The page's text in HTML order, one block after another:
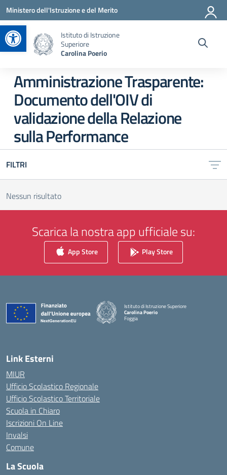
Apri la barra degli strumenti
Vai ai contenuti
Vai al menu di navigazione
Vai al footer
Ministero dell'Istruzione e del Merito
Istituto di Istruzione
Superiore
Carolina Poerio
Amministrazione Trasparente:
Documento dell'OIV di
validazione della Relazione
sulla Performance
FILTRI
Nessun risultato
Scarica la nostra app ufficiale su:
App Store Play Store
Istituto di Istruzione Superiore
Carolina Poerio
Foggia
— Visita la pagina iniziale della scuola
Link Esterni
MIUR
Ufficio Scolastico Regionale
Ufficio Scolastico Territoriale
Scuola in Chiaro
Iscrizioni On Line
Invalsi
Comune
La Scuola